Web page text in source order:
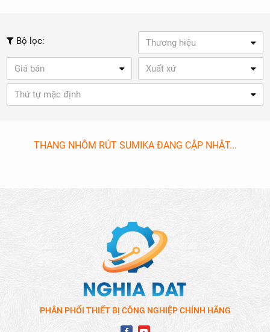
Bộ lọc: Thương hiệu
Giá bán Xuất xứ
Thứ tự mặc định
THANG NHÔM RÚT SUMIKA ĐANG CẬP NHẬT...
PHÂN PHỐI THIẾT BỊ CÔNG NGHIỆP CHÍNH HÃNG